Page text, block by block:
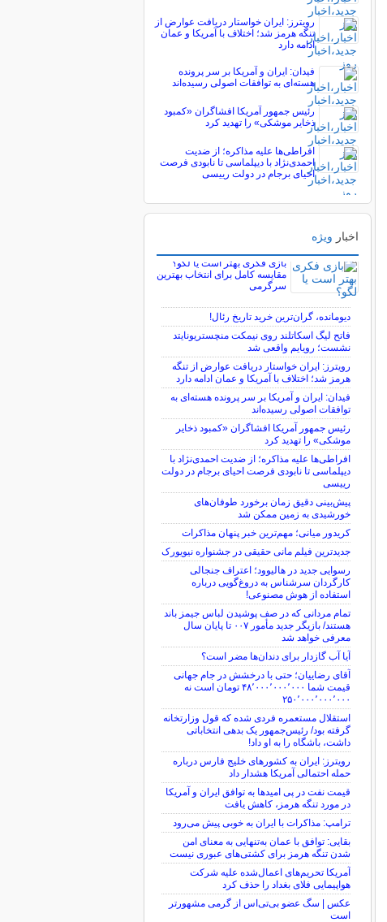
رویترز: ایران خواستار دریافت عوارض از
تنگه هرمز شد؛ اختلاف با آمریکا و عمان
ادامه دارد
فیدان: ایران و آمریکا بر سر پرونده
هسته‌ای به توافقات اصولی رسیده‌اند
رئیس جمهور آمریکا افشاگران «کمبود
ذخایر موشکی» را تهدید کرد
افراطی‌ها علیه مذاکره؛ از ضدیت
احمدی‌نژاد با دیپلماسی تا نابودی فرصت
احیای برجام در دولت رییسی
اخبار ویژه
پربیننده های خبر
بازی فکری بهتر است یا لگو؟
مقایسه کامل برای انتخاب بهترین
سرگرمی
دیومانده، گران‌ترین خرید تاریخ رئال!
فاتح لیگ اسکاتلند روی نیمکت منچستریونایتد
نشست؛ رویایم واقعی شد
رویترز: ایران خواستار دریافت عوارض از تنگه
هرمز شد؛ اختلاف با آمریکا و عمان ادامه دارد
فیدان: ایران و آمریکا بر سر پرونده هسته‌ای به
توافقات اصولی رسیده‌اند
رئیس جمهور آمریکا افشاگران «کمبود ذخایر
موشکی» را تهدید کرد
افراطی‌ها علیه مذاکره؛ از ضدیت احمدی‌نژاد با
دیپلماسی تا نابودی فرصت احیای برجام در دولت
رییسی
پیش‌بینی دقیق زمان برخورد طوفان‌های
خورشیدی به زمین ممکن شد
کریدور میانی؛ مهم‌ترین خبر پنهان مذاکرات
جدیدترین فیلم مانی حقیقی در جشنواره نیویورک
رسوایی جدید در هالیوود؛ اعتراف جنجالی
کارگردان سرشناس به دروغ‌گویی درباره
استفاده از هوش مصنوعی!
تمام مردانی که در صف پوشیدن لباس جیمز باند
هستند/ بازیگر جدید مأمور ۰۰۷ تا پایان سال
معرفی خواهد شد
آیا آب گازدار برای دندان‌ها مضر است؟
آقای رضاییان؛ حتی با درخشش در جام جهانی
قیمت شما ۴۸٬۰۰۰٬۰۰۰٬۰۰۰ تومان است نه
۲۵۰٬۰۰۰٬۰۰۰٬۰۰۰
استقلال مستعمره فردی شده که قول وزارتخانه
گرفته بود/ رئیس‌جمهور یک بدهی انتخاباتی
داشت، باشگاه را به او داد!
رویترز: ایران به کشورهای خلیج فارس درباره
حمله احتمالی آمریکا هشدار داد
قیمت نفت در پی امیدها به توافق ایران و آمریکا
در مورد تنگه هرمز، کاهش یافت
ترامپ: مذاکرات با ایران به خوبی پیش می‌رود
بقایی: توافق با عمان به‌تنهایی به معنای امن
شدن تنگه هرمز برای کشتی‌های عبوری نیست
آمریکا تحریم‌های اعمال‌شده علیه شرکت
هواپیمایی فلای بغداد را حذف کرد
عکس | سگ عضو بی‌تی‌اس از گرمی مشهورتر
است